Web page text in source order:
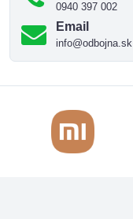
0940 397 002
Email
info@odbojna.sk